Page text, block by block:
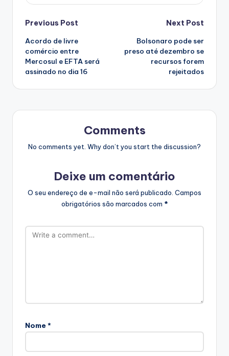
Post
navigation
Previous Post
Acordo de livre
comércio entre
Mercosul e EFTA será
assinado no dia 16
Next Post
Bolsonaro pode ser
preso até dezembro se
recursos forem
rejeitados
Comments
No comments yet. Why don’t you start the discussion?
Deixe um comentário
O seu endereço de e-mail não será publicado. Campos
obrigatórios são marcados com *
Nome *